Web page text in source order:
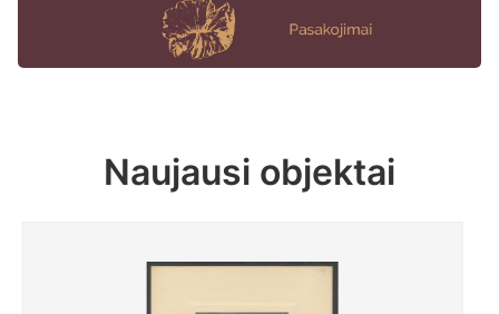
Naujausi objektai